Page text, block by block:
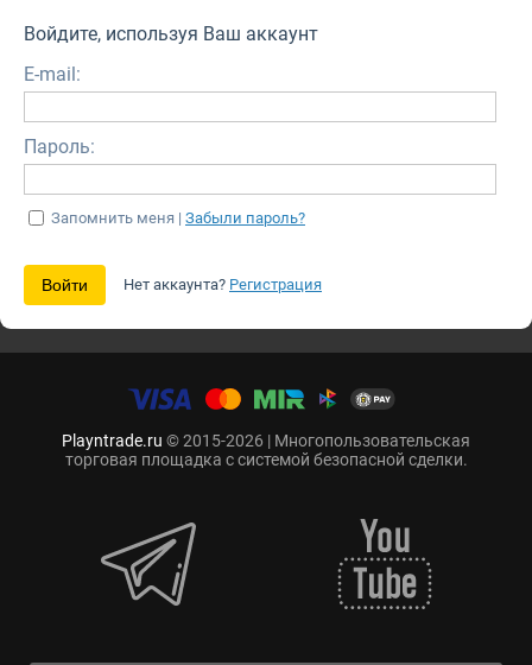
Войдите, используя Ваш аккаунт
E-mail:
Пароль:
Запомнить меня | Забыли пароль?
Нет аккаунта? Регистрация
Playntrade.ru © 2015-2026 | Многопользовательская
торговая площадка с системой безопасной сделки.